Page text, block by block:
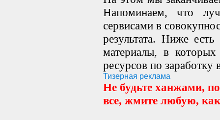
Напоминаем, что
сервисами в
результата. Ниже
материалы, в
ресурсов по заработку
Тизерная реклама
Не будьте ханжами,
все, жмите любую,